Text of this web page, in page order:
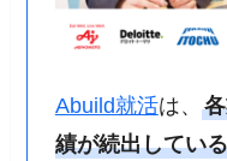
Abuild就活は、
績が続出している